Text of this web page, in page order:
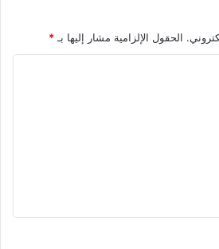
الحقول الإلزامية مشار إليها بـ*